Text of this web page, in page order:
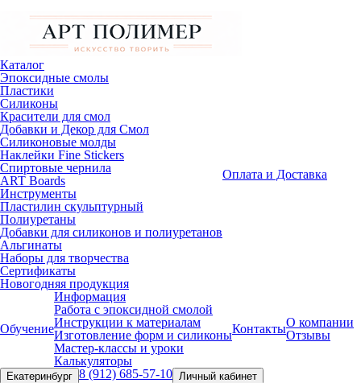
Каталог
Эпоксидные смолы
Пластики
Силиконы
Красители для смол
Добавки и Декор для Смол
Силиконовые молды
Наклейки Fine Stickers
Спиртовые чернила
ART Boards
Инструменты
Пластилин скульптурный
Полиуретаны
Добавки для силиконов и полиуретанов
Альгинаты
Наборы для творчества
Сертификаты
Новогодняя продукция
Оплата и Доставка
Обучение
Информация
Работа с эпоксидной смолой
Инструкции к материалам
Изготовление форм и силиконы
Мастер-классы и уроки
Калькуляторы
КонтактыО компании
Отзывы
Екатеринбург 8 (912) 685-57-10 Личный кабинет